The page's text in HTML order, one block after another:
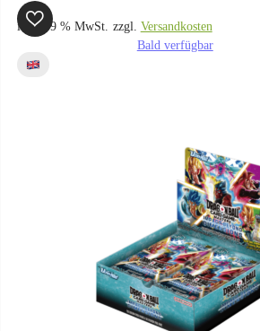
inkl. 19 % MwSt. zzgl. Versandkosten
Bald verfügbar